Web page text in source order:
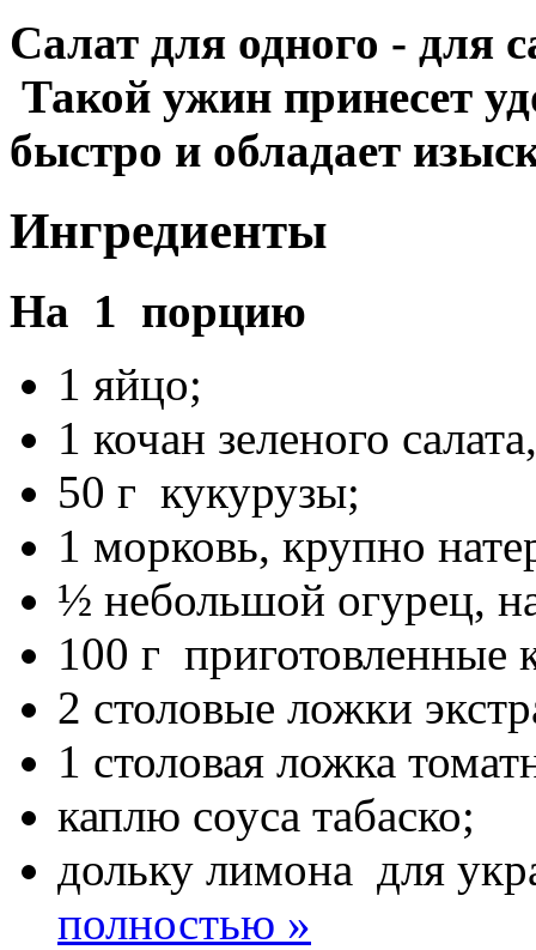
Салат для одного - для
Такой ужин принесет
быстро и обладает
Ингредиенты
На 1 порцию
1 яйцо;
1 кочан зеленого
50 г кукурузы;
1 морковь, крупно
½ небольшой огурец,
100 г приготовленные
2 столовые ложки
1 столовая ложка
каплю соуса табаско;
дольку лимона для
полностью »